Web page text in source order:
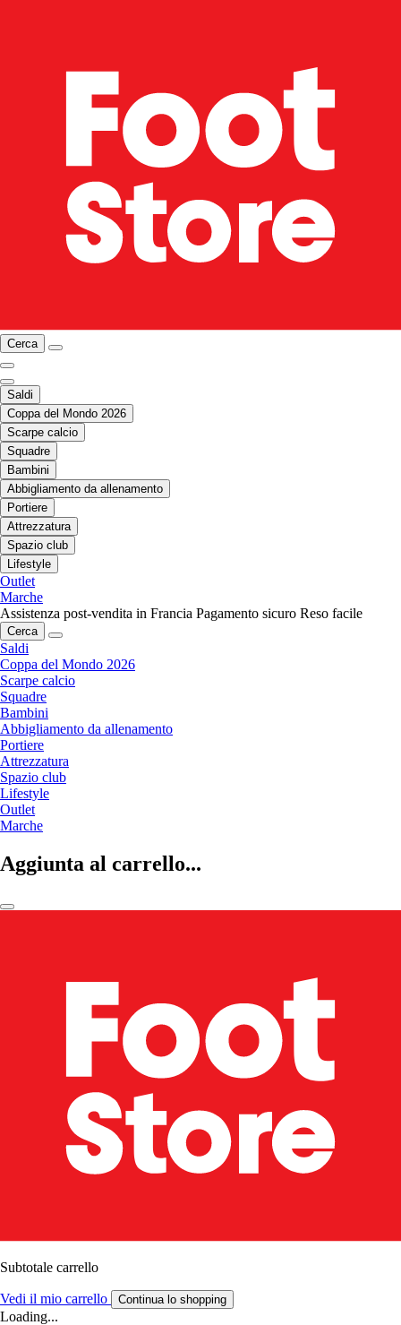
Cerca
Saldi
Coppa del Mondo 2026
Scarpe calcio
Squadre
Bambini
Abbigliamento da allenamento
Portiere
Attrezzatura
Spazio club
Lifestyle
Outlet
Marche
Assistenza post-vendita in Francia Pagamento sicuro Reso facile
Cerca
Saldi
Coppa del Mondo 2026
Scarpe calcio
Squadre
Bambini
Abbigliamento da allenamento
Portiere
Attrezzatura
Spazio club
Lifestyle
Outlet
Marche
Aggiunta al carrello...
Subtotale carrello
Vedi il mio carrello Continua lo shopping
Loading...